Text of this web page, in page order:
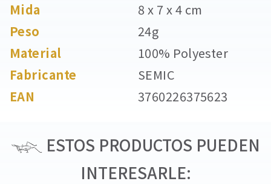
Mida
8 x 7 x 4 cm
Peso
24g
Material
100% Polyester
Fabricante
SEMIC
EAN
3760226375623
ESTOS PRODUCTOS PUEDEN
INTERESARLE: